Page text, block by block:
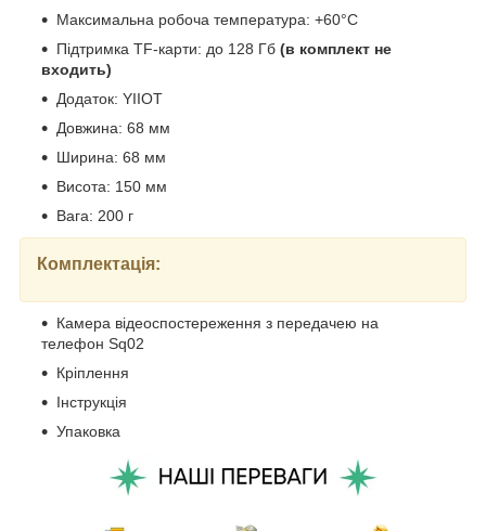
Максимальна робоча температура: +60°С
Підтримка TF-карти: до 128 Гб (в комплект не
входить)
Додаток: YIIOT
Довжина: 68 мм
Ширина: 68 мм
Висота: 150 мм
Вага: 200 г
Комплектація:
Камера відеоспостереження з передачею на
телефон Sq02
Кріплення
Інструкція
Упаковка